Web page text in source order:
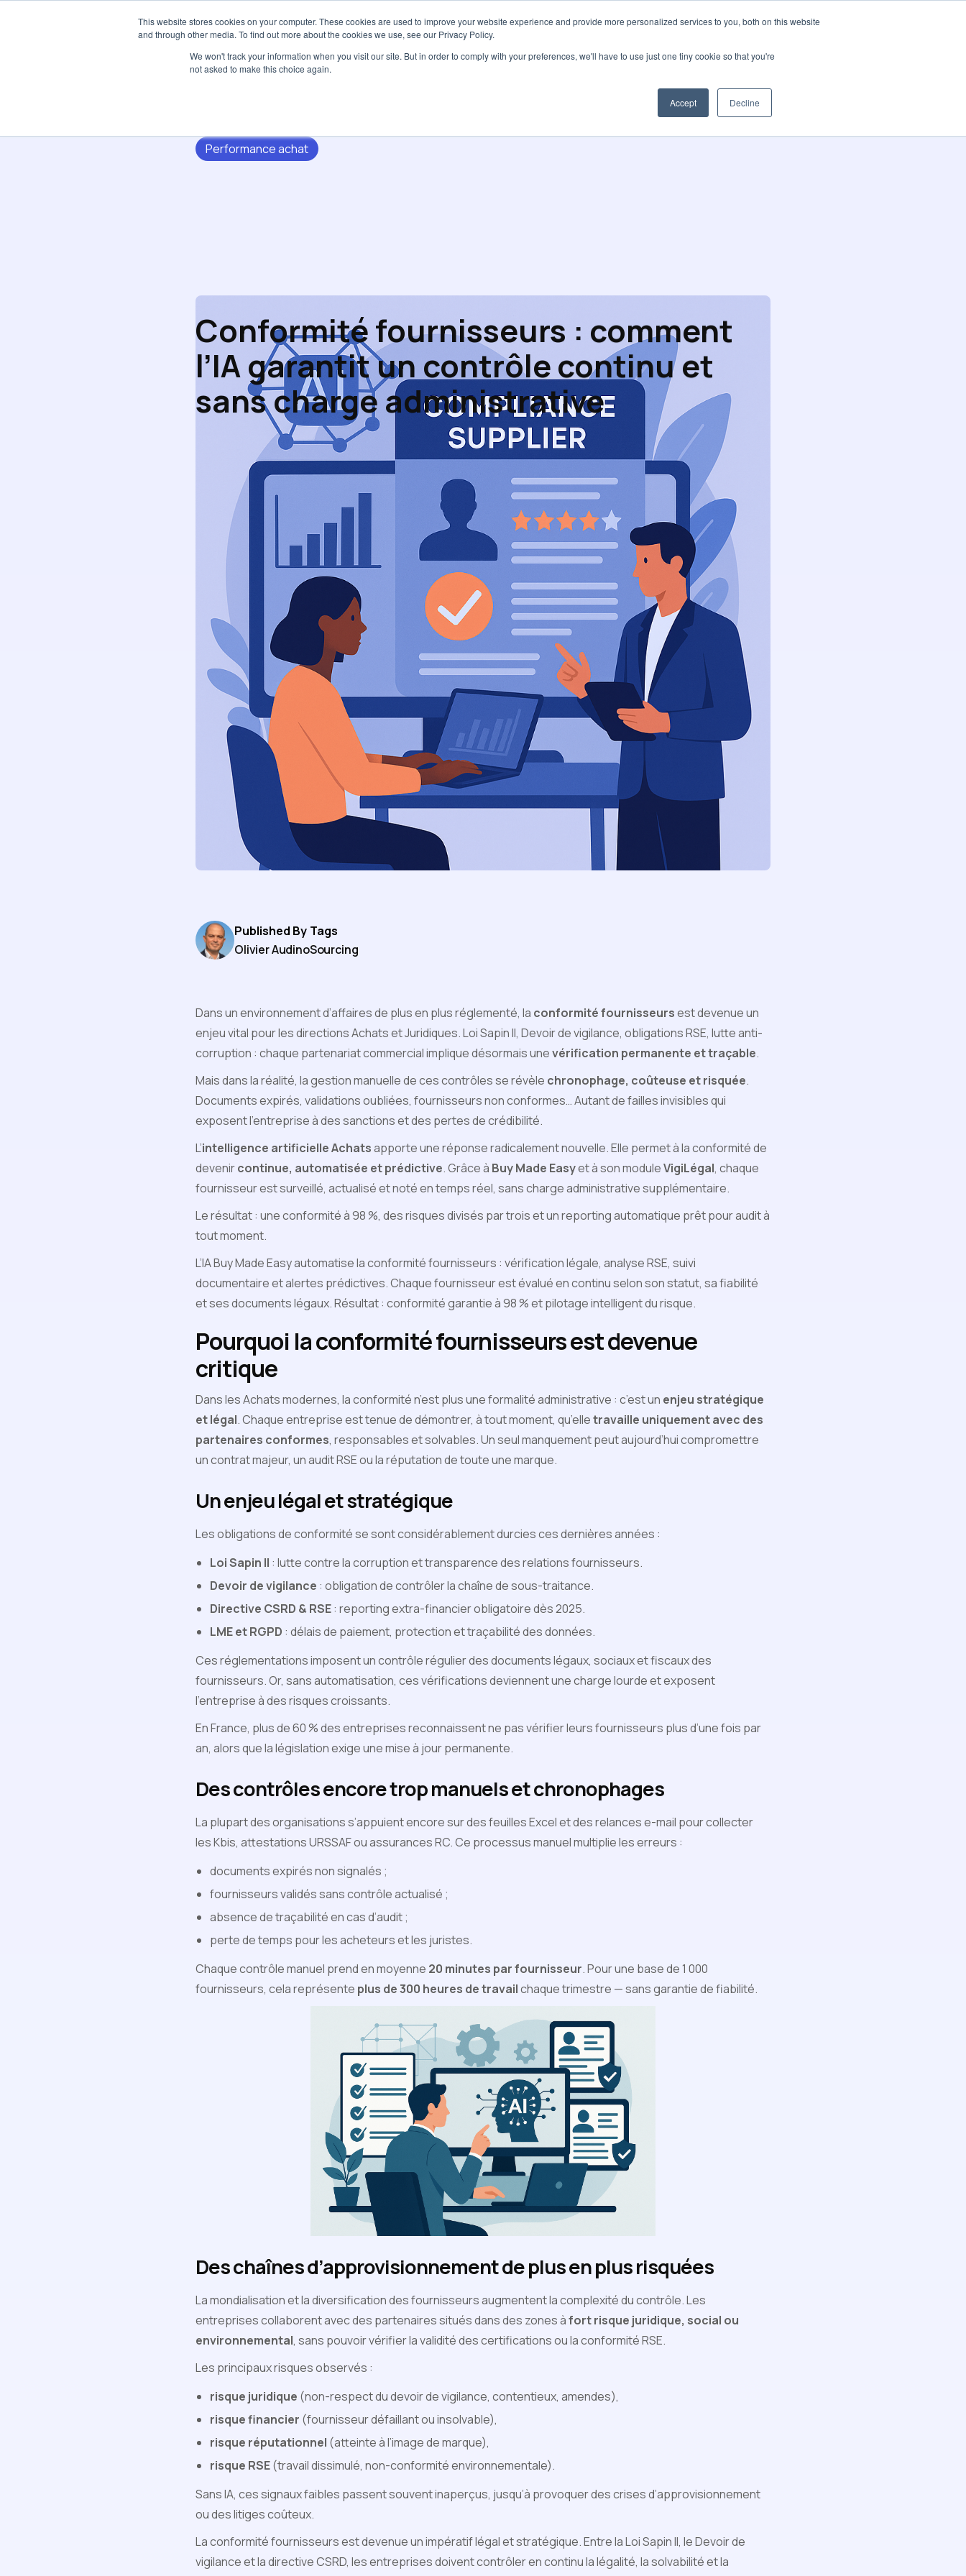
This website stores cookies on your computer. These cookies are used to improve your website experience and provide more personalized services to you, both on this website
and through other media. To find out more about the cookies we use, see our Privacy Policy.
We won't track your information when you visit our site. But in order to comply with your preferences, we'll have to use just one tiny cookie so that you're
not asked to make this choice again.
Accept Decline
Services Tarifs Ressources À propos Blog Language
Performance achat
Conformité fournisseurs : comment
l’IA garantit un contrôle continu et
sans charge administrative
Published By
Olivier Audino
Tags
Sourcing
Dans un environnement d’affaires de plus en plus réglementé, la conformité fournisseursest devenue un
enjeu vital pour les directions Achats et Juridiques. Loi Sapin II, Devoir de vigilance, obligations RSE, lutte anti-
corruption : chaque partenariat commercial implique désormais unevérification permanente et traçable.
Mais dans la réalité, la gestion manuelle de ces contrôles se révèle chronophage, coûteuse et risquée.
Documents expirés, validations oubliées, fournisseurs non conformes… Autant de failles invisibles qui
exposent l’entreprise à des sanctions et des pertes de crédibilité.
L’intelligence artificielle Achatsapporte une réponse radicalement nouvelle. Elle permet à la conformité de
devenircontinue, automatisée et prédictive. Grâce à Buy Made Easyet à son moduleVigiLégal, chaque
fournisseur est surveillé, actualisé et noté en temps réel, sans charge administrative supplémentaire.
Le résultat : une conformité à 98 %, des risques divisés par trois et un reporting automatique prêt pour audit à
tout moment.
L’IA Buy Made Easy automatise la conformité fournisseurs : vérification légale, analyse RSE, suivi
documentaire et alertes prédictives. Chaque fournisseur est évalué en continu selon son statut, sa fiabilité
et ses documents légaux. Résultat : conformité garantie à 98 % et pilotage intelligent du risque.
Pourquoi la conformité fournisseurs est devenue
critique
Dans les Achats modernes, la conformité n’est plus une formalité administrative : c’est un enjeu stratégique
et légal. Chaque entreprise est tenue de démontrer, à tout moment, qu’elletravaille uniquement avec des
partenaires conformes, responsables et solvables. Un seul manquement peut aujourd’hui compromettre
un contrat majeur, un audit RSE ou la réputation de toute une marque.
Un enjeu légal et stratégique
Les obligations de conformité se sont considérablement durcies ces dernières années :
Loi Sapin II : lutte contre la corruption et transparence des relations fournisseurs.
Devoir de vigilance : obligation de contrôler la chaîne de sous-traitance.
Directive CSRD & RSE: reporting extra-financier obligatoire dès 2025.
LME et RGPD : délais de paiement, protection et traçabilité des données.
Ces réglementations imposent un contrôle régulier des documents légaux, sociaux et fiscaux des
fournisseurs. Or, sans automatisation, ces vérifications deviennent une charge lourde et exposent
l’entreprise à des risques croissants.
En France, plus de 60 % des entreprises reconnaissent ne pas vérifier leurs fournisseurs plus d’une fois par
an, alors que la législation exige une mise à jour permanente.
Des contrôles encore trop manuels et chronophages
La plupart des organisations s’appuient encore sur des feuilles Excel et des relances e-mail pour collecter
les Kbis, attestations URSSAF ou assurances RC. Ce processus manuel multiplie les erreurs :
documents expirés non signalés ;
fournisseurs validés sans contrôle actualisé ;
absence de traçabilité en cas d’audit ;
perte de temps pour les acheteurs et les juristes.
Chaque contrôle manuel prend en moyenne 20 minutes par fournisseur. Pour une base de 1 000
fournisseurs, cela représente plus de 300 heures de travailchaque trimestre — sans garantie de fiabilité.
Des chaînes d’approvisionnement de plus en plus risquées
La mondialisation et la diversification des fournisseurs augmentent la complexité du contrôle. Les
entreprises collaborent avec des partenaires situés dans des zones àfort risque juridique, social ou
environnemental, sans pouvoir vérifier la validité des certifications ou la conformité RSE.
Les principaux risques observés :
risque juridique (non-respect du devoir de vigilance, contentieux, amendes),
risque financier (fournisseur défaillant ou insolvable),
risque réputationnel (atteinte à l’image de marque),
risque RSE(travail dissimulé, non-conformité environnementale).
Sans IA, ces signaux faibles passent souvent inaperçus, jusqu’à provoquer des crises d’approvisionnement
ou des litiges coûteux.
La conformité fournisseurs est devenue un impératif légal et stratégique. Entre la Loi Sapin II, le Devoir de
vigilance et la directive CSRD, les entreprises doivent contrôler en continu la légalité, la solvabilité et la